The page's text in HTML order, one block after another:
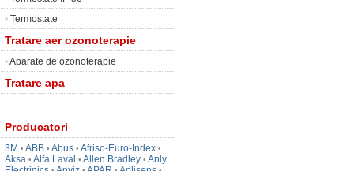
• Termostate
Tratare aer ozonoterapie
•Aparate de ozonoterapie
Tratare apa
Producatori
3M • ABB • Abus • Afriso-Euro-Index •
Aksa • Alfa Laval • Allen Bradley • Anly